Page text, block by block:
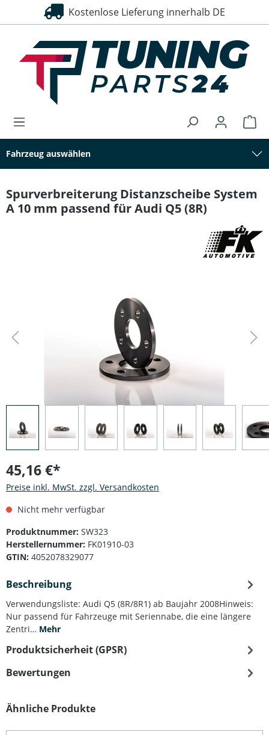
springen Kostenlose Lieferung innerhalb DE
30 Tage Rückgaberecht
Fahrzeug auswählen
Spurverbreiterung Distanzscheibe System
A 10 mm passend für Audi Q5 (8R)
45,16 €*
Preise inkl. MwSt. zzgl. Versandkosten
Nicht mehr verfügbar
Produktnummer: SW323
Herstellernummer: FK01910-03
GTIN: 4052078329077
Beschreibung
Verwendungsliste: Audi Q5 (8R/8R1) ab Baujahr 2008Hinweis:
Nur passend für Fahrzeuge mit Seriennabe, die eine längere
Zentri… Mehr
Produktsicherheit (GPSR)
Bewertungen
Produktgalerie überspringen
Ähnliche Produkte